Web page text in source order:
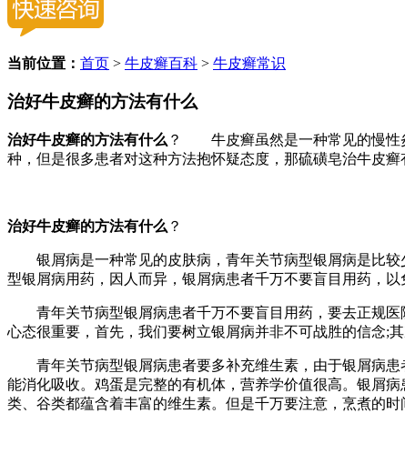
当前位置： 首页 > 牛皮癣百科 > 牛皮癣常识
治好牛皮癣的方法有什么
治好牛皮癣的方法有什么 ？ 牛皮癣虽然是一种常见的慢性
种，但是很多患者对这种方法抱怀疑态度，那硫磺皂治牛皮癣
治好牛皮癣的方法有什么 ？
银屑病是一种常见的皮肤病，青年关节病型银屑病是比较
型银屑病用药，因人而异，银屑病患者千万不要盲目用药，
青年关节病型银屑病患者千万不要盲目用药，要去正规医
心态很重要，首先，我们要树立银屑病并非不可战胜的信念;
青年关节病型银屑病患者要多补充维生素，由于银屑病患
能消化吸收。鸡蛋是完整的有机体，营养学价值很高。银屑
类、谷类都蕴含着丰富的维生素。但是千万要注意，烹煮的时